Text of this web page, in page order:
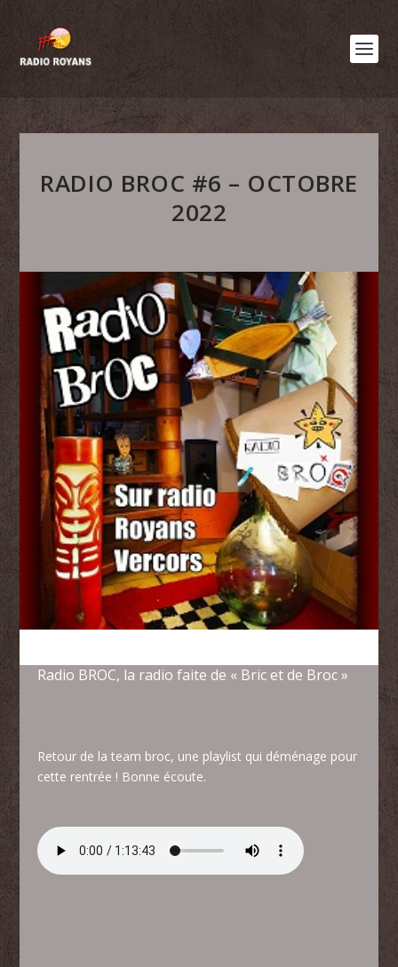
RADIO BROC #6 – OCTOBRE
2022
Radio BROC, la radio faite de « Bric et de Broc »
Retour de la team broc, une playlist qui déménage pour
cette rentrée ! Bonne écoute.